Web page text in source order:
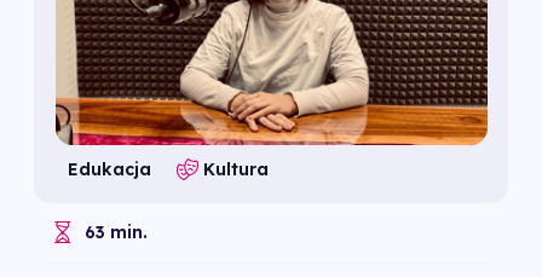
Edukacja Kultura
63 min.